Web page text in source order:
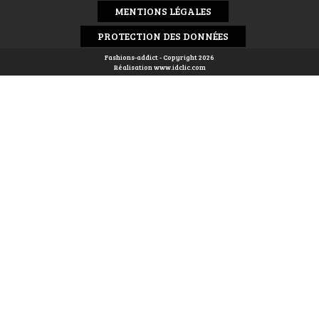
MENTIONS LÉGALES
PROTECTION DES DONNÉES
Fashions-addict - Copyright 2026
Réalisation www.idclic.com